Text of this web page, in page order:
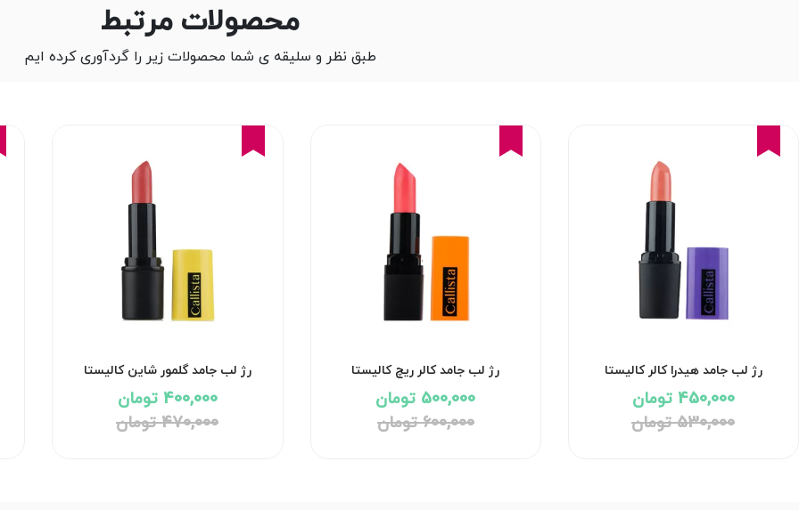
محصولات مرتبط
طبق نظر و سلیقه ی شما محصولات زیر را گردآوری کرده ایم
رژ لب جامد هیدرا کالر کالیستا
450,000 تومان
530,000 تومان
رژ لب جامد کالر ریچ کالیستا
500,000 تومان
600,000 تومان
رژ لب جامد گلمور شاین کالیستا
400,000 تومان
470,000 تومان